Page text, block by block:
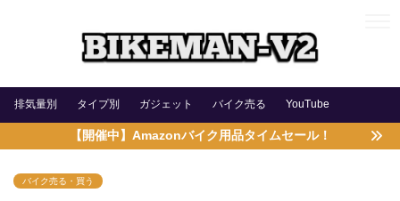
排気量別 タイプ別 ガジェット バイク売る YouTube
【開催中】Amazonバイク用品タイムセール！
バイク売る・買う